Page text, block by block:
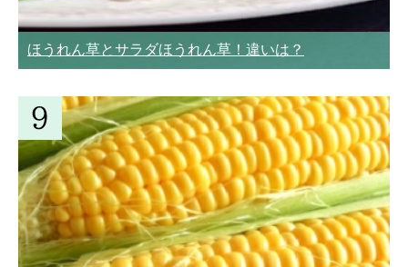
ほうれん草とサラダほうれん草！違いは？